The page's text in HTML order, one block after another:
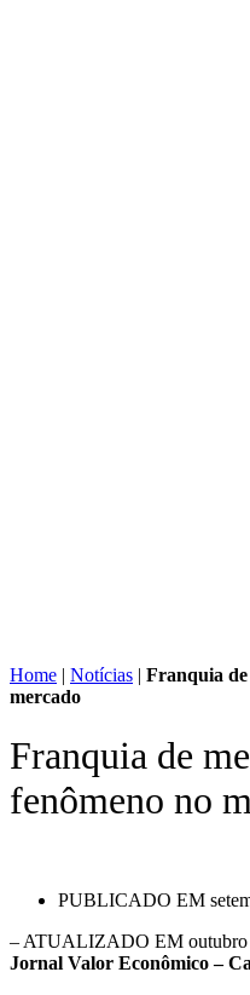
Home | Notícias | Franquia de
mercado
Franquia de
fenômeno no
PUBLICADO EM
– ATUALIZADO EM outubro
Jornal Valor Econômico –